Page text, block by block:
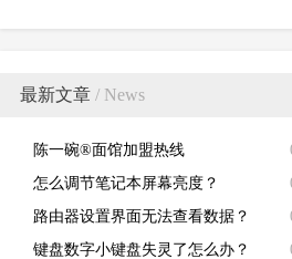
最新文章 / News
陈一碗®面馆加盟热线
怎么调节笔记本屏幕亮度？
路由器设置界面无法查看数据？
键盘数字小键盘失灵了怎么办？